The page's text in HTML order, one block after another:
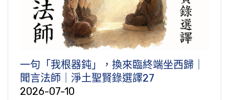
一句「我根器鈍」，換來臨終端坐西歸｜
聞言法師｜淨土聖賢錄選譯27
2026-07-10